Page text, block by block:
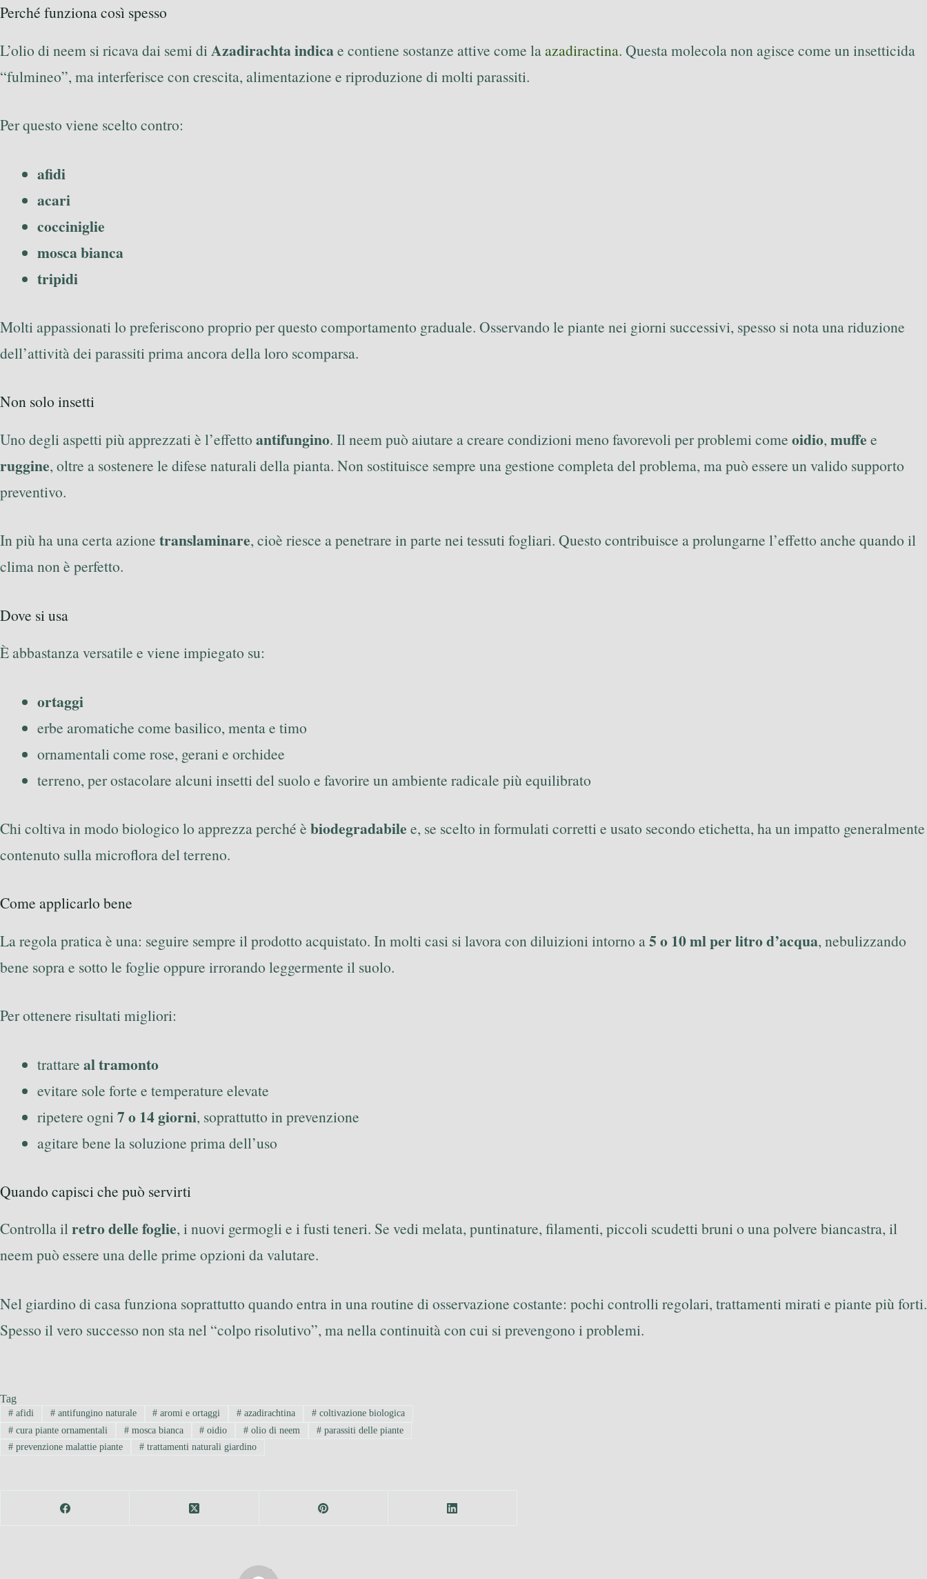
Perché funziona così spesso
L’olio di neem si ricava dai semi diAzadirachta indicae contiene sostanze attive come laazadiractina. Questa molecola non agisce come un insetticida
“fulmineo”, ma interferisce con crescita, alimentazione e riproduzione di molti parassiti.
Per questo viene scelto contro:
afidi
acari
cocciniglie
mosca bianca
tripidi
Molti appassionati lo preferiscono proprio per questo comportamento graduale. Osservando le piante nei giorni successivi, spesso si nota una riduzione
dell’attività dei parassiti prima ancora della loro scomparsa.
Non solo insetti
Uno degli aspetti più apprezzati è l’effetto antifungino. Il neem può aiutare a creare condizioni meno favorevoli per problemi come oidio, muffe e
ruggine, oltre a sostenere le difese naturali della pianta. Non sostituisce sempre una gestione completa del problema, ma può essere un valido supporto
preventivo.
In più ha una certa azione translaminare, cioè riesce a penetrare in parte nei tessuti fogliari. Questo contribuisce a prolungarne l’effetto anche quando il
clima non è perfetto.
Dove si usa
È abbastanza versatile e viene impiegato su:
ortaggi
erbe aromatiche come basilico, menta e timo
ornamentali come rose, gerani e orchidee
terreno, per ostacolare alcuni insetti del suolo e favorire un ambiente radicale più equilibrato
Chi coltiva in modo biologico lo apprezza perché è biodegradabile e, se scelto in formulati corretti e usato secondo etichetta, ha un impatto generalmente
contenuto sulla microflora del terreno.
Come applicarlo bene
La regola pratica è una: seguire sempre il prodotto acquistato. In molti casi si lavora con diluizioni intorno a5 o 10 ml per litro d’acqua, nebulizzando
bene sopra e sotto le foglie oppure irrorando leggermente il suolo.
Per ottenere risultati migliori:
trattare al tramonto
evitare sole forte e temperature elevate
ripetere ogni 7 o 14 giorni, soprattutto in prevenzione
agitare bene la soluzione prima dell’uso
Quando capisci che può servirti
Controlla ilretro delle foglie, i nuovi germogli e i fusti teneri. Se vedi melata, puntinature, filamenti, piccoli scudetti bruni o una polvere biancastra, il
neem può essere una delle prime opzioni da valutare.
Nel giardino di casa funziona soprattutto quando entra in una routine di osservazione costante: pochi controlli regolari, trattamenti mirati e piante più forti.
Spesso il vero successo non sta nel “colpo risolutivo”, ma nella continuità con cui si prevengono i problemi.
Tag
#afidi #antifungino naturale # aromi e ortaggi # azadirachtina # coltivazione biologica
#cura piante ornamentali #mosca bianca # oidio # olio di neem # parassiti delle piante
#prevenzione malattie piante #trattamenti naturali giardino